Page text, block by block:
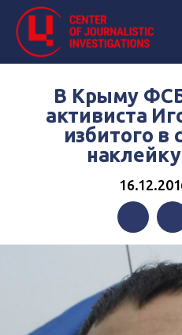
В Крыму
активиста
избитого в
Facebook